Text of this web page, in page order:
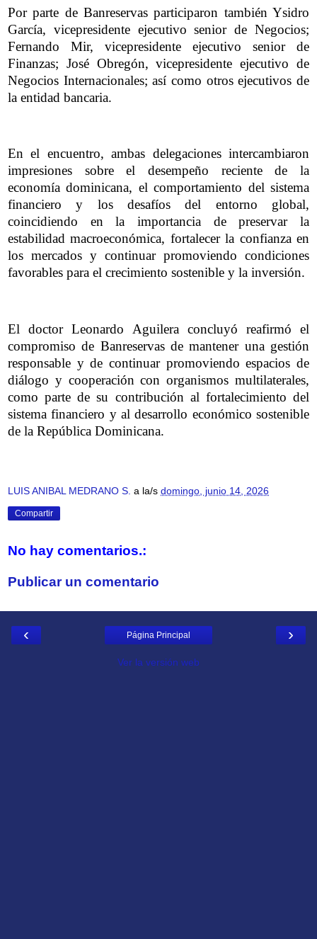
Por parte de Banreservas participaron también Ysidro
García, vicepresidente ejecutivo senior de Negocios;
Fernando Mir, vicepresidente ejecutivo senior de
Finanzas; José Obregón, vicepresidente ejecutivo de
Negocios Internacionales; así como otros ejecutivos de
la entidad bancaria.
En el encuentro, ambas delegaciones intercambiaron
impresiones sobre el desempeño reciente de la
economía dominicana, el comportamiento del sistema
financiero y los desafíos del entorno global,
coincidiendo en la importancia de preservar la
estabilidad macroeconómica, fortalecer la confianza en
los mercados y continuar promoviendo condiciones
favorables para el crecimiento sostenible y la inversión.
El doctor Leonardo Aguilera concluyó reafirmó el
compromiso de Banreservas de mantener una gestión
responsable y de continuar promoviendo espacios de
diálogo y cooperación con organismos multilaterales,
como parte de su contribución al fortalecimiento del
sistema financiero y al desarrollo económico sostenible
de la República Dominicana.
LUIS ANIBAL MEDRANO S. a la/s domingo, junio 14, 2026
Compartir
No hay comentarios.:
Publicar un comentario
‹ ›
Página Principal
Ver la versión web